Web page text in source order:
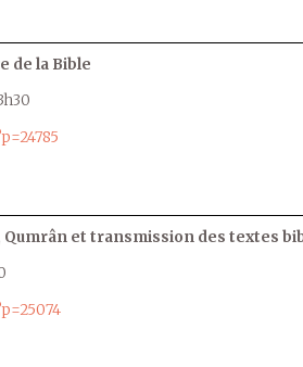
de la Bible
Qumrân et transmission des textes